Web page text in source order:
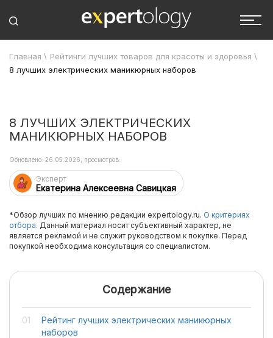
Главная \ Рейтинги лучших товаров для красоты и здоровья \
8 лучших электрических маникюрных наборов
8 ЛУЧШИХ ЭЛЕКТРИЧЕСКИХ
МАНИКЮРНЫХ НАБОРОВ
Эксперт
Екатерина Алексеевна Савицкая
Обновлено: 26.05.2026, просмотров:
*Обзор лучших по мнению редакции expertology.ru. О критериях
отбора. Данный материал носит субъективный характер, не
является рекламой и не служит руководством к покупке. Перед
покупкой необходима консультация со специалистом.
Содержание
Рейтинг лучших электрических маникюрных
наборов